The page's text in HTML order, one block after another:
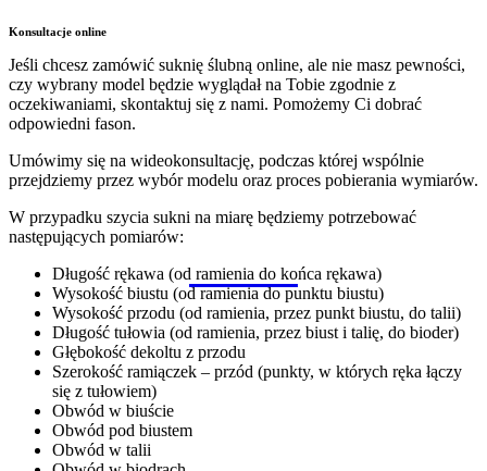
Konsultacje online
Jeśli chcesz zamówić suknię ślubną online, ale nie masz pewności,
czy wybrany model będzie wyglądał na Tobie zgodnie z
oczekiwaniami, skontaktuj się z nami. Pomożemy Ci dobrać
odpowiedni fason.
Umówimy się na wideokonsultację, podczas której wspólnie
przejdziemy przez wybór modelu oraz proces pobierania wymiarów.
W przypadku szycia sukni na miarę będziemy potrzebować
następujących pomiarów:
Długość rękawa (od ramienia do końca rękawa)
Wysokość biustu (od ramienia do punktu biustu)
Wysokość przodu (od ramienia, przez punkt biustu, do talii)
Długość tułowia (od ramienia, przez biust i talię, do bioder)
Głębokość dekoltu z przodu
Szerokość ramiączek – przód (punkty, w których ręka łączy
się z tułowiem)
Obwód w biuście
Obwód pod biustem
Obwód w talii